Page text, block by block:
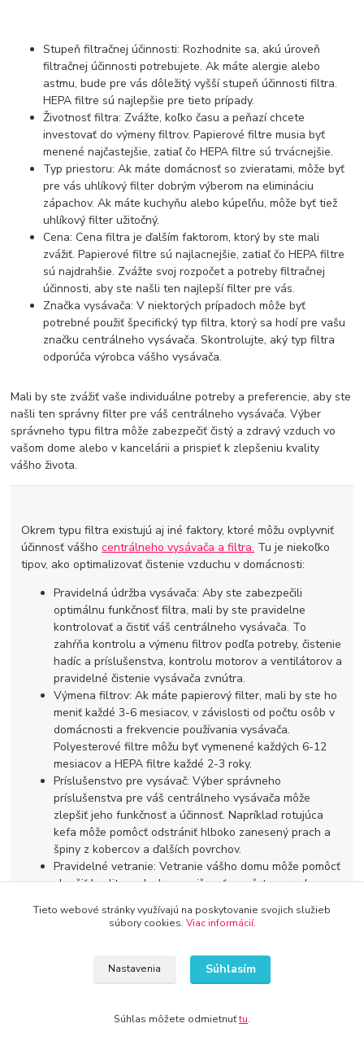
Stupeň filtračnej účinnosti: Rozhodnite sa, akú úroveň
filtračnej účinnosti potrebujete. Ak máte alergie alebo
astmu, bude pre vás dôležitý vyšší stupeň účinnosti filtra.
HEPA filtre sú najlepšie pre tieto prípady.
Životnosť filtra: Zvážte, koľko času a peňazí chcete
investovať do výmeny filtrov. Papierové filtre musia byť
menené najčastejšie, zatiaľ čo HEPA filtre sú trvácnejšie.
Typ priestoru: Ak máte domácnosť so zvieratami, môže byť
pre vás uhlíkový filter dobrým výberom na elimináciu
zápachov. Ak máte kuchyňu alebo kúpeľňu, môže byť tiež
uhlíkový filter užitočný.
Cena: Cena filtra je ďalším faktorom, ktorý by ste mali
zvážiť. Papierové filtre sú najlacnejšie, zatiaľ čo HEPA filtre
sú najdrahšie. Zvážte svoj rozpočet a potreby filtračnej
účinnosti, aby ste našli ten najlepší filter pre vás.
Značka vysávača: V niektorých prípadoch môže byť
potrebné použiť špecifický typ filtra, ktorý sa hodí pre vašu
značku centrálneho vysávača. Skontrolujte, aký typ filtra
odporúča výrobca vášho vysávača.
Mali by ste zvážiť vaše individuálne potreby a preferencie, aby ste
našli ten správny filter pre váš centrálneho vysávača. Výber
správneho typu filtra môže zabezpečiť čistý a zdravý vzduch vo
vašom dome alebo v kancelárii a prispieť k zlepšeniu kvality
vášho života.
Okrem typu filtra existujú aj iné faktory, ktoré môžu ovplyvniť
účinnosť vášhocentrálneho vysávača a filtra. Tu je niekoľko
tipov, ako optimalizovať čistenie vzduchu v domácnosti:
Pravidelná údržba vysávača: Aby ste zabezpečili
optimálnu funkčnosť filtra, mali by ste pravidelne
kontrolovať a čistiť váš centrálneho vysávača. To
zahŕňa kontrolu a výmenu filtrov podľa potreby, čistenie
hadíc a príslušenstva, kontrolu motorov a ventilátorov a
pravidelné čistenie vysávača zvnútra.
Výmena filtrov: Ak máte papierový filter, mali by ste ho
meniť každé 3-6 mesiacov, v závislosti od počtu osôb v
domácnosti a frekvencie používania vysávača.
Polyesterové filtre môžu byť vymenené každých 6-12
mesiacov a HEPA filtre každé 2-3 roky.
Príslušenstvo pre vysávač: Výber správneho
príslušenstva pre váš centrálneho vysávača môže
zlepšiť jeho funkčnosť a účinnosť. Napríklad rotujúca
kefa môže pomôcť odstrániť hlboko zanesený prach a
špiny z kobercov a ďalších povrchov.
Pravidelné vetranie: Vetranie vášho domu môže pomôcť
zlepšiť kvalitu vzduchu a znižovať množstvo prachu a
Kontrola vlhkosti: Vlhkosť v domácnosti môže ovplyvniť
oblastiach a udržiavanie primeranej úrovne vlhkosti v
domácnosti môže pomôcť zlepšiť kvalitu vzduchu a
Tieto webové stránky využívajú na poskytovanie svojich služieb
súbory cookies. Viac informácií.
Nastavenia Súhlasím
Súhlas môžete odmietnuťtu.